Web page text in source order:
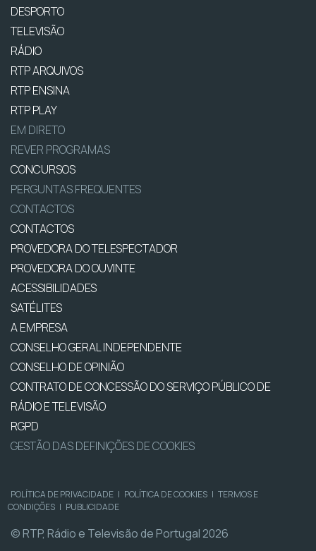
DESPORTO
TELEVISÃO
RÁDIO
RTP ARQUIVOS
RTP ENSINA
RTP PLAY
EM DIRETO
REVER PROGRAMAS
CONCURSOS
PERGUNTAS FREQUENTES
CONTACTOS
CONTACTOS
PROVEDORA DO TELESPECTADOR
PROVEDORA DO OUVINTE
ACESSIBILIDADES
SATÉLITES
A EMPRESA
CONSELHO GERAL INDEPENDENTE
CONSELHO DE OPINIÃO
CONTRATO DE CONCESSÃO DO SERVIÇO PÚBLICO DE
RÁDIO E TELEVISÃO
RGPD
GESTÃO DAS DEFINIÇÕES DE COOKIES
POLÍTICA DE PRIVACIDADE | POLÍTICA DE COOKIES | TERMOS E
CONDIÇÕES | PUBLICIDADE
© RTP, Rádio e Televisão de Portugal 2026